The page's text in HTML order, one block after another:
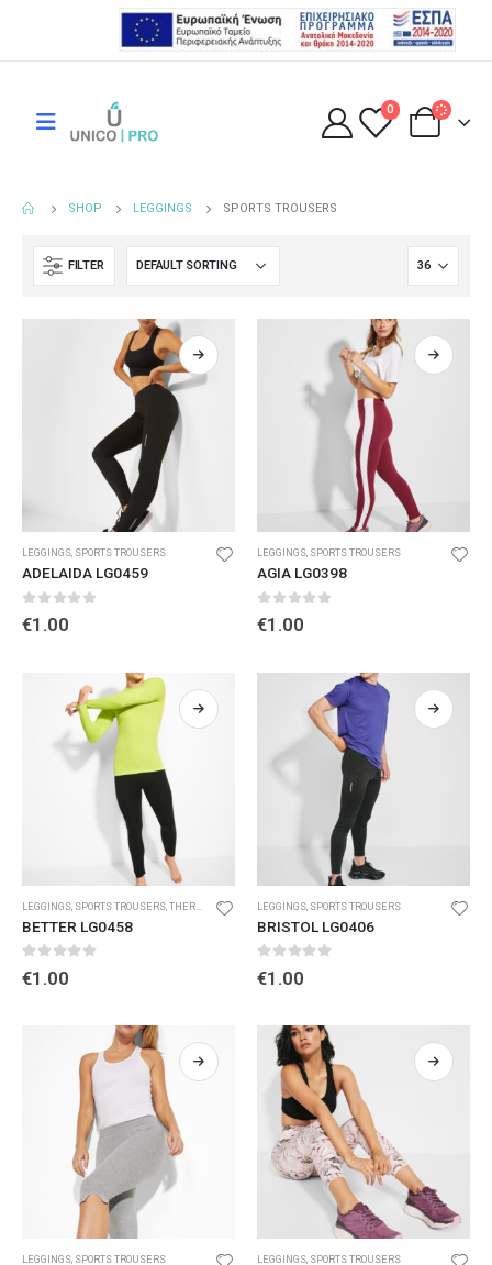
0
SHOP LEGGINGS SPORTS TROUSERS
FILTER
LEGGINGS SPORTS TROUSERS
ADELAIDA LG0459
0 out of 5
€1.00
LEGGINGS SPORTS TROUSERS
AGIA LG0398
0 out of 5
€1.00
LEGGINGS SPORTS TROUSERS THERMAL T-SHIRTS AND LEGGINGS ,WINTER SPORT
BETTER LG0458
0 out of 5
€1.00
LEGGINGS SPORTS TROUSERS
BRISTOL LG0406
0 out of 5
€1.00
LEGGINGS, SPORTS TROUSERS LEGGINGS, SPORTS TROUSERS